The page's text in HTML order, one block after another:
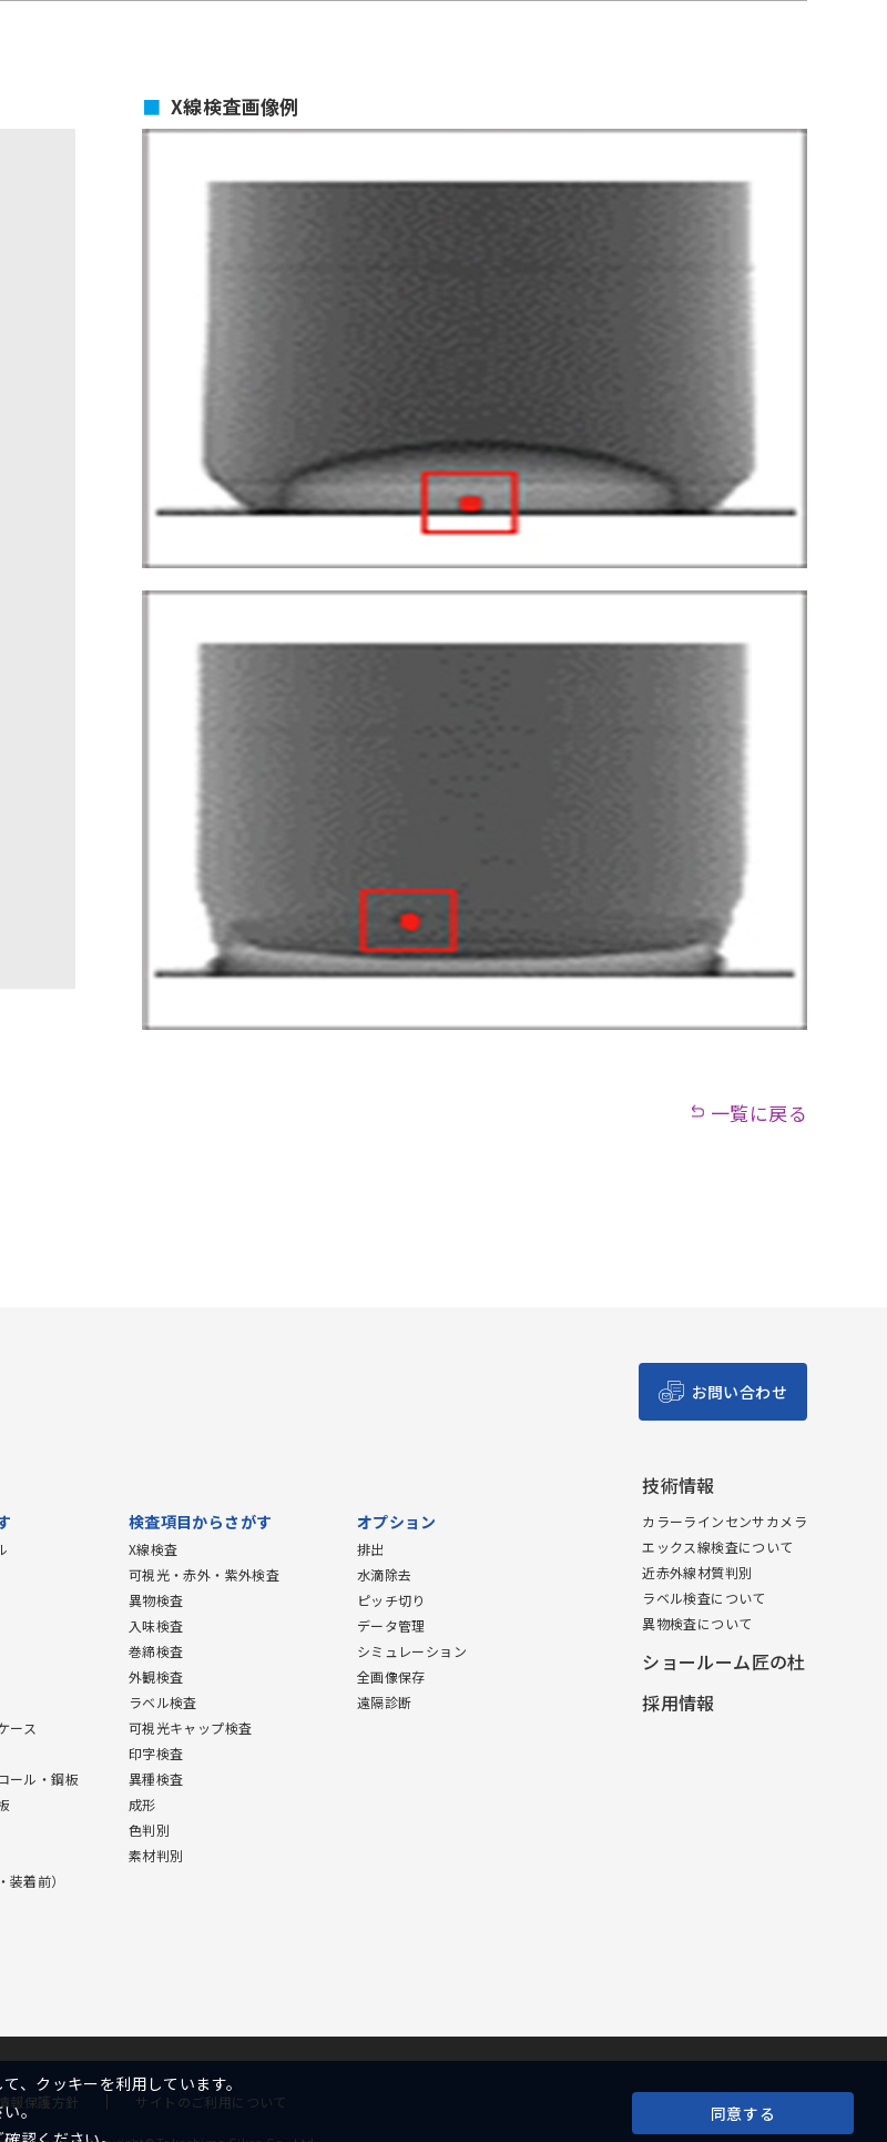
X線検査画像例
一覧に戻る
、クッキーを利用しています。
い。
同意する
お問い合わせ
ース
ール・鋼板
装着前）
検査項目からさがす
X線検査
可視光・赤外・紫外検査
異物検査
入味検査
巻締検査
外観検査
ラベル検査
可視光キャップ検査
印字検査
異種検査
成形
色判別
素材判別
オプション
排出
水滴除去
ピッチ切り
データ管理
シミュレーション
全画像保存
遠隔診断
技術情報
カラーラインセンサカメラ
エックス線検査について
近赤外線材質判別
ラベル検査について
異物検査について
ショールーム匠の杜
採用情報
報保護方針 サイトのご利用について